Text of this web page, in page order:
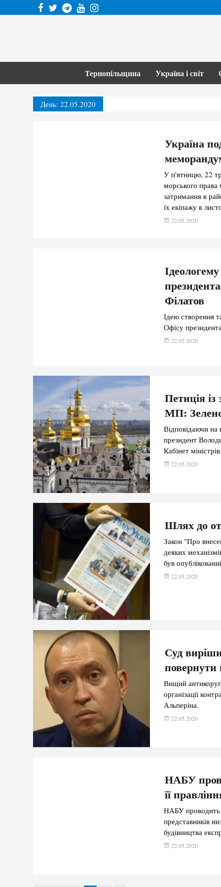
Тернопільщина Україна і світ
День: 22.05.2020
Україна
У п'ятницю, 22
морського
затримання в
їх екіпажу в
22.05.2020
Філатов
Ідею створення
Офісу
22.05.2020
Петиція
МП:
Відповідаючи
президент
Кабінет міністрів.
22.05.2020
Шлях до
Закон "Про
деяких
був
22.05.2020
Суд
повернути
Вищий
організації
Альперіна.
22.05.2020
НАБУ
її
НАБУ проводить
представників
будівництва
22.05.2020